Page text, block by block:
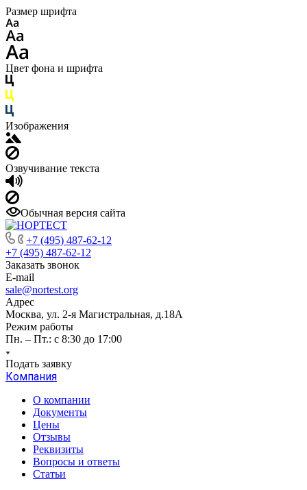
Размер шрифта
Цвет фона и шрифта
Изображения
Озвучивание текста
Обычная версия сайта
+7 (495) 487-62-12
+7 (495) 487-62-12
Заказать звонок
E-mail
sale@nortest.org
Адрес
Москва, ул. 2-я Магистральная, д.18А
Режим работы
Пн. – Пт.: с 8:30 до 17:00
Подать заявку
Компания
О компании
Документы
Цены
Отзывы
Реквизиты
Вопросы и ответы
Статьи